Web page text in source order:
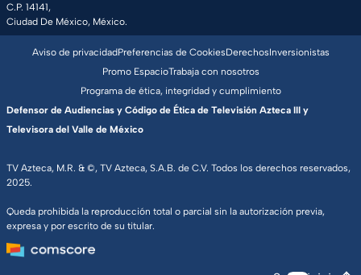
C.P. 14141,
Ciudad De México, México.
TV Azteca, M.R. & ©, TV Azteca, S.A.B. de C.V. Todos los derechos reservados,
2025.
Queda prohibida la reproducción total o parcial sin la autorización previa,
expresa y por escrito de su titular.
Aviso de privacidadPreferencias de CookiesDerechosInversionistas
Promo EspacioTrabaja con nosotros
Programa de ética, integridad y cumplimiento
Defensor de Audiencias y Código de Ética de Televisión Azteca III y
Televisora del Valle de México